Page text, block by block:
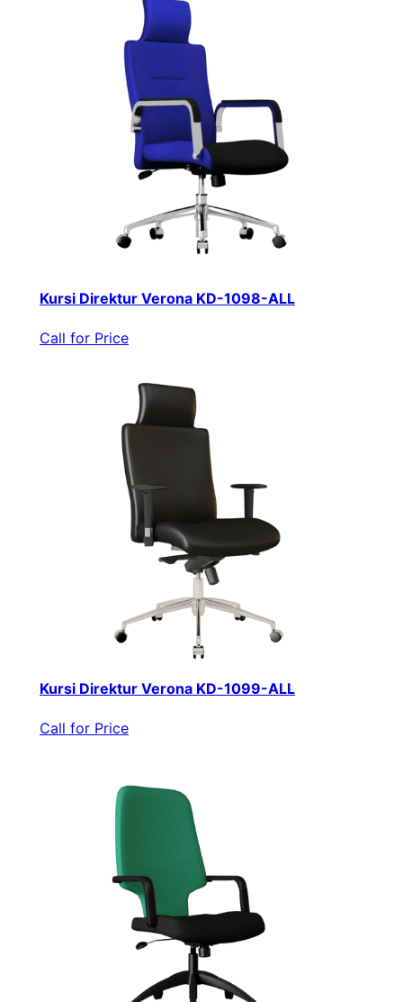
Kursi Direktur Verona KD-1098-ALL
Call for Price
Kursi Direktur Verona KD-1099-ALL
Call for Price